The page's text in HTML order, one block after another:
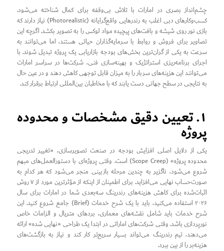
چشم‌انداز بصری در امارات با تلاش بی‌وقفه برای کمال شناخته می‌شود.
کسب‌وکارهای دبی اغلب به رندرهایی واقع‌گرایانه (Photorealistic) نیاز دارند که
بازی نور روی شیشه و بافت‌های پیچیده مواد لوکس را به تصویر بکشد. اگرچه این
تصاویر برای فروش و روابط با سرمایه‌گذاران حیاتی هستند، اما می‌توانند به
سرعت به یکی از گران‌ترین بخش‌های بودجه بازاریابی یک پروژه تبدیل شوند. با
اجرای برنامه‌ریزی استراتژیک و بهینه‌سازی فنی، شرکت‌ها در سراسر امارات
می‌توانند این هزینه‌های سربار را به میزان قابل توجهی کاهش دهند و در عین حال
به نتایجی در سطح جهانی دست یابند که با مخاطبان بین‌المللی ارتباط برقرار کند.
۱. تعیین دقیق مشخصات و محدوده
پروژه
یکی از دلایل اصلی افزایش بودجه در صنعت تصویرسازی، «تغییر تدریجی
محدوده پروژه» (Scope Creep) است. وقتی پروژه‌ای با دستورالعمل‌های مبهم
شروع می‌شود، ناگزیر به چندین مرحله بازبینی منجر می‌شود که هر کدام به
صورت‌حساب نهایی می‌افزاید. برای اطمینان از اینکه از مؤثرترین مورد از ۷ روش
اثبات‌شده برای کاهش هزینه‌های رندرینگ سه‌بعدی شما در امارات برای سال
۲۰۲۶ استفاده می‌کنید، باید با یک شرح خدمات (Brief) جامع شروع کنید. این
شرح خدمات باید شامل نقشه‌های معماری، بردهای متریال و الزامات خاص
نورپردازی باشد. وقتی شرکت‌های اماراتی در ابتدا یک طراحی «نهایی شده» ارائه
می‌دهند، تیم رندرینگ می‌تواند بسیار سریع‌تر کار کند و نیاز به بازگشت‌های
هزینه‌بر را از بین ببرد.